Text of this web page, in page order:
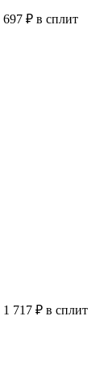
697 ₽ в сплит
1 717 ₽ в сплит